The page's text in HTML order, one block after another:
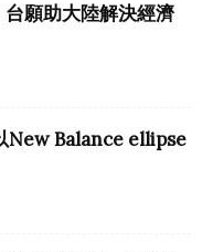
願助大陸解決經濟
New Balance ellipse